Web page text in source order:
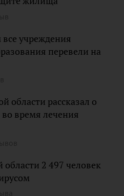
учреждения
перевели на
области рассказал о
время лечения
области 2 497 человек